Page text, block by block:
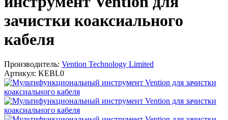
зачистки коаксиального
кабеля
Производитель: Vention Technology Limited
Артикул: KEBL0